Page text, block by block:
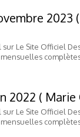
2023
Le Site Officiel
2022 ( Marie
Le Site Officiel